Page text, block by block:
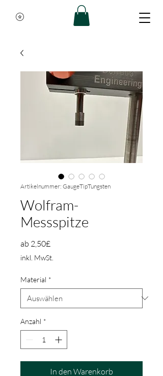
Artikelnummer: GaugeTipTungsten
Wolfram-
Messspitze
ab 2,50£
inkl. MwSt.
Material *
Anzahl *
In den Warenkorb